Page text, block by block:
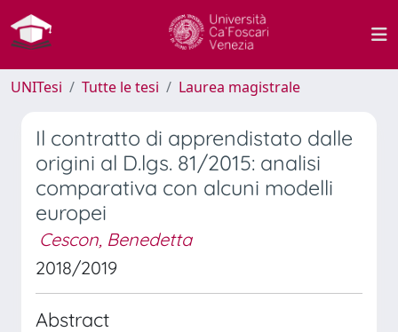
UNITesi Tutte le tesi Laurea magistrale
Il contratto di apprendistato dalle
origini al D.lgs. 81/2015: analisi
comparativa con alcuni modelli
europei
Cescon, Benedetta
2018/2019
Abstract